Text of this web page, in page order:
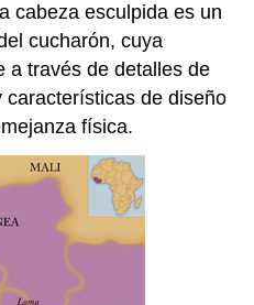
cabeza esculpida es un
cucharón, cuya
a través de detalles de
de diseño
física.